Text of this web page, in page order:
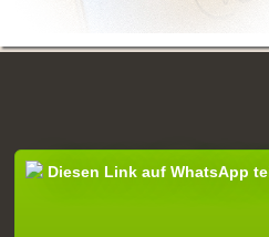
Diesen Link auf WhatsApp